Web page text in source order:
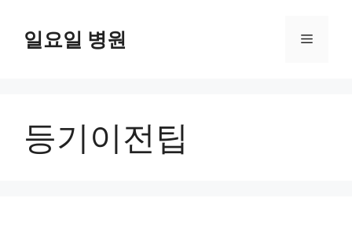
일요일 병원 메
등기이전팁